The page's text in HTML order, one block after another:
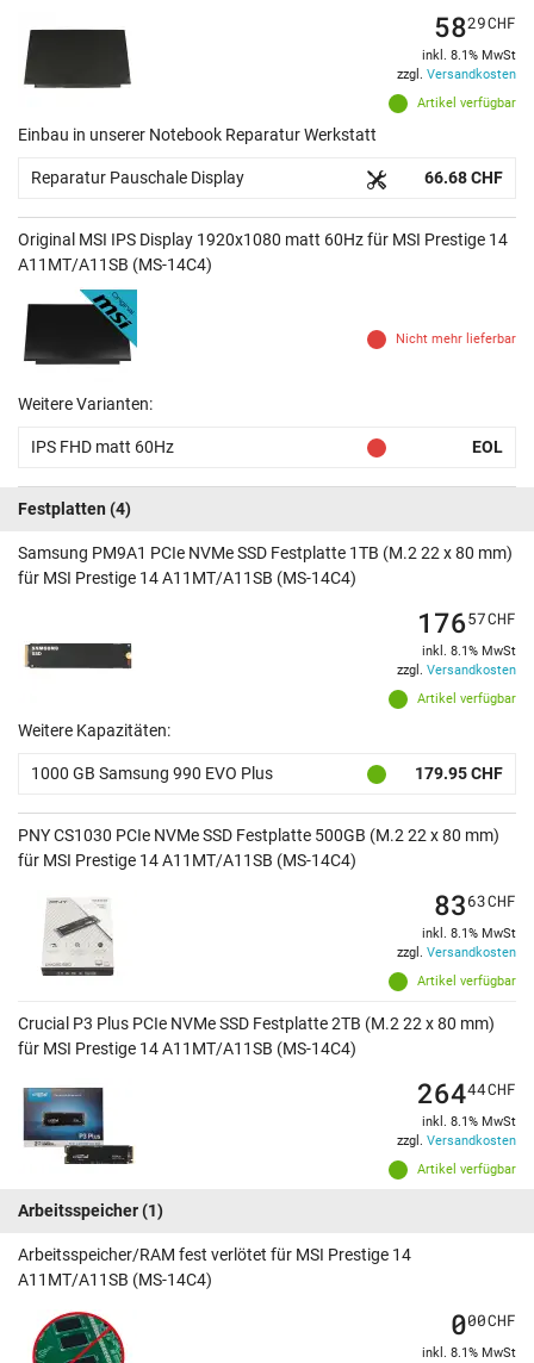
Artikel verfügbar
5829CHF
inkl. 8.1% MwSt
zzgl. Versandkosten
Einbau in unserer Notebook Reparatur Werkstatt
Reparatur Pauschale Display 66.68 CHF
Original MSI IPS Display 1920x1080 matt 60Hz für MSI Prestige 14
A11MT/A11SB (MS-14C4)
Nicht mehr lieferbar
Weitere Varianten:
IPS FHD matt 60Hz EOL
Festplatten (4)
Samsung PM9A1 PCIe NVMe SSD Festplatte 1TB (M.2 22 x 80 mm)
für MSI Prestige 14 A11MT/A11SB (MS-14C4)
Artikel verfügbar
17657CHF
inkl. 8.1% MwSt
zzgl. Versandkosten
Weitere Kapazitäten:
1000 GB Samsung 990 EVO Plus 179.95 CHF
PNY CS1030 PCIe NVMe SSD Festplatte 500GB (M.2 22 x 80 mm)
für MSI Prestige 14 A11MT/A11SB (MS-14C4)
Artikel verfügbar
8363CHF
inkl. 8.1% MwSt
zzgl. Versandkosten
Crucial P3 Plus PCIe NVMe SSD Festplatte 2TB (M.2 22 x 80 mm)
für MSI Prestige 14 A11MT/A11SB (MS-14C4)
Artikel verfügbar
26444CHF
inkl. 8.1% MwSt
zzgl. Versandkosten
Arbeitsspeicher(1)
Arbeitsspeicher/RAM fest verlötet für MSI Prestige 14
A11MT/A11SB (MS-14C4)
000CHF
inkl. 8.1% MwSt